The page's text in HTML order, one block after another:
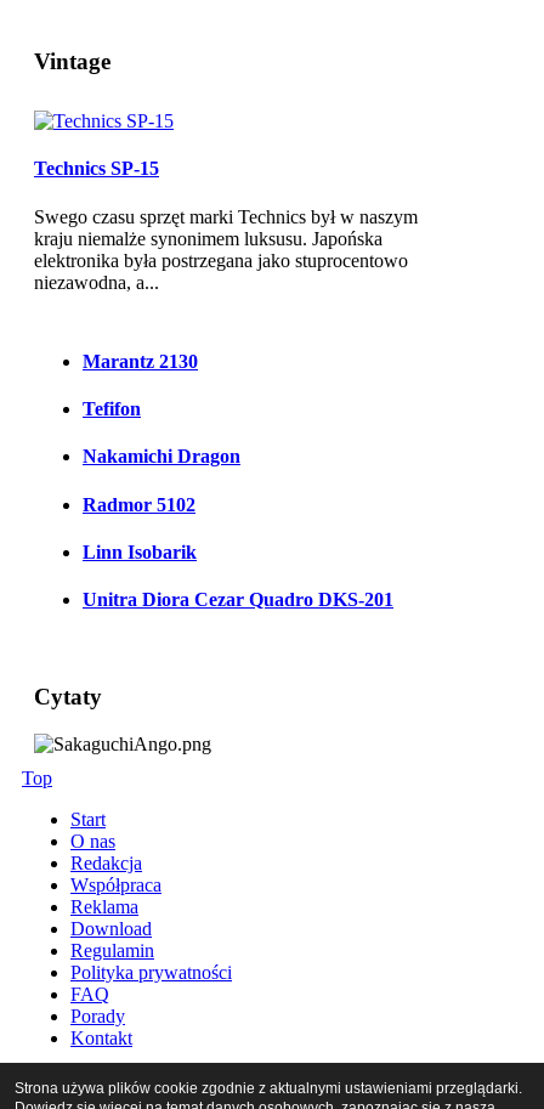
Vintage
Technics SP-15
Swego czasu sprzęt marki Technics był w naszym
kraju niemalże synonimem luksusu. Japońska
elektronika była postrzegana jako stuprocentowo
niezawodna, a...
Marantz 2130
Tefifon
Nakamichi Dragon
Radmor 5102
Linn Isobarik
Unitra Diora Cezar Quadro DKS-201
Cytaty
Top
Start
O nas
Redakcja
Współpraca
Reklama
Download
Regulamin
Polityka prywatności
FAQ
Porady
Kontakt
Copyright StereoLife 2026. Designed by KorniMedia
Strona używa plików cookie zgodnie z aktualnymi ustawieniami przeglądarki.